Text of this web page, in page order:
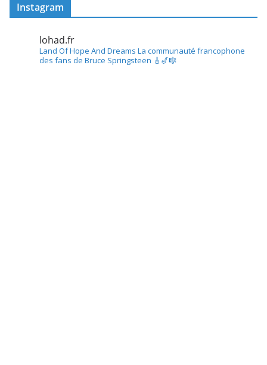
Instagram
lohad.fr
Land Of Hope And Dreams La communauté francophone
des fans de Bruce Springsteen 🎸🎷🎼